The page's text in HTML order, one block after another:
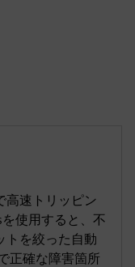
高速トリッピン
使用すると、不
トを絞った自動
正確な障害箇所